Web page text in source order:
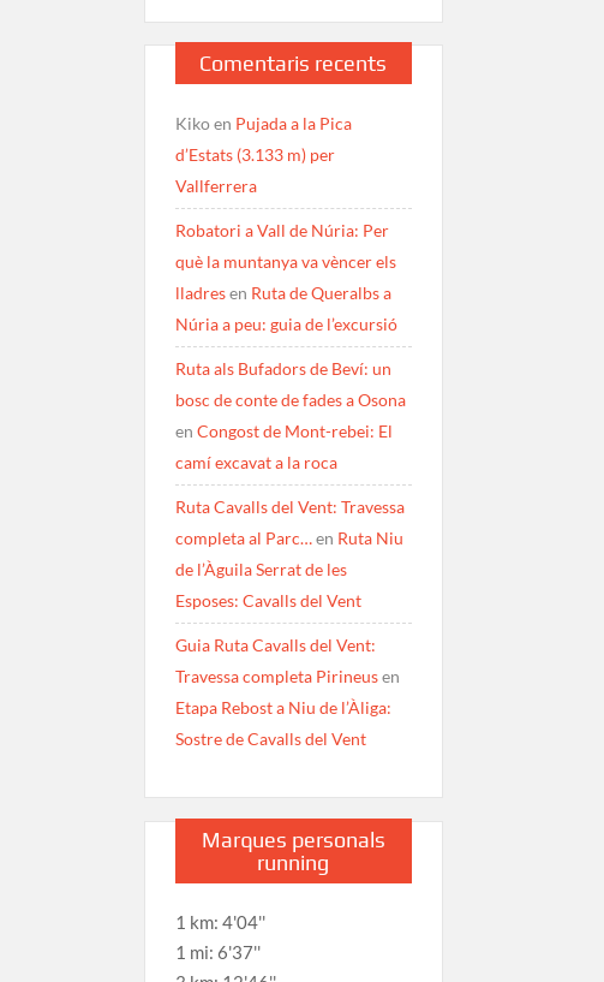
Comentaris recents
Kikoen Pujada a la Pica
d’Estats (3.133 m) per
Vallferrera
Robatori a Vall de Núria: Per
què la muntanya va vèncer els
lladresen Ruta de Queralbs a
Núria a peu: guia de l’excursió
Ruta als Bufadors de Beví: un
bosc de conte de fades a Osona
en Congost de Mont-rebei: El
camí excavat a la roca
Ruta Cavalls del Vent: Travessa
completa al Parc…en Ruta Niu
de l’Àguila Serrat de les
Esposes: Cavalls del Vent
Guia Ruta Cavalls del Vent:
Travessa completa Pirineusen
Etapa Rebost a Niu de l’Àliga:
Sostre de Cavalls del Vent
Marques personals
running
1 km: 4'04''
1 mi: 6'37''